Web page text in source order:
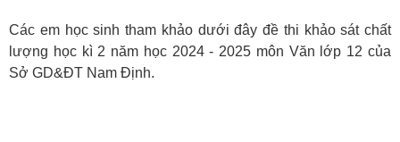
Các em học sinh tham khảo dưới đây đề thi khảo sát chất
lượng học kì 2 năm học 2024 - 2025 môn Văn lớp 12 của
Sở GD&ĐT Nam Định.